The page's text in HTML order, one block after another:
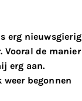
erg nieuwsgierig
Vooral de manier
erg aan.
begonnen